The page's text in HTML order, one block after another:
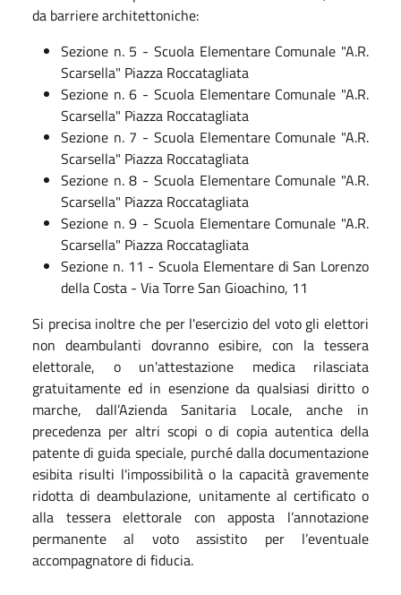
da barriere architettoniche:
Sezione n. 5 - Scuola Elementare Comunale "A.R.
Scarsella" Piazza Roccatagliata
Sezione n. 6 - Scuola Elementare Comunale "A.R.
Scarsella" Piazza Roccatagliata
Sezione n. 7 - Scuola Elementare Comunale "A.R.
Scarsella" Piazza Roccatagliata
Sezione n. 8 - Scuola Elementare Comunale "A.R.
Scarsella" Piazza Roccatagliata
Sezione n. 9 - Scuola Elementare Comunale "A.R.
Scarsella" Piazza Roccatagliata
Sezione n. 11 - Scuola Elementare di San Lorenzo
della Costa - Via Torre San Gioachino, 11
Si precisa inoltre che per l'esercizio del voto gli elettori
non deambulanti dovranno esibire, con la tessera
elettorale, o un'attestazione medica rilasciata
gratuitamente ed in esenzione da qualsiasi diritto o
marche, dall’Azienda Sanitaria Locale, anche in
precedenza per altri scopi o di copia autentica della
patente di guida speciale, purché dalla documentazione
esibita risulti l'impossibilità o la capacità gravemente
ridotta di deambulazione, unitamente al certificato o
alla tessera elettorale con apposta l’annotazione
permanente al voto assistito per l’eventuale
accompagnatore di fiducia.